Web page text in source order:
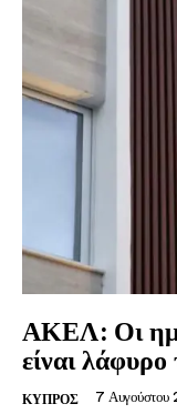
ΑΚΕΛ: Οι
είναι
ΚΥΠΡΟΣ 7 Αυγούστου